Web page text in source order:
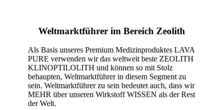
Weltmarktführer im Bereich Zeolith
Als Basis unseres Premium Medizinproduktes LAVA
PURE verwenden wir das weltweit beste ZEOLITH
KLINOPTILOLITH und können so mit Stolz
behaupten, Weltmarktführer in diesem Segment zu
sein. Weltmarktführer zu sein bedeutet auch, dass wir
MEHR über unseren Wirkstoff WISSEN als der Rest
der Welt.